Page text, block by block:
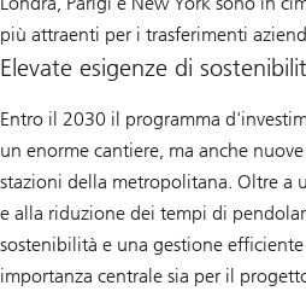
più attraenti per i trasferimenti
Elevate esigenze di
Entro il 2030 il programma
un enorme cantiere, ma anche
stazioni della metropolitana. Oltre a
e alla riduzione dei tempi di
sostenibilità e una gestione
importanza centrale sia per il